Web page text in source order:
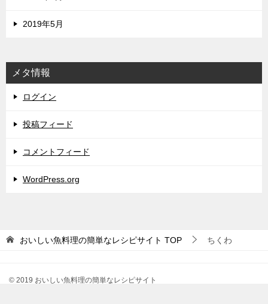
2019年5月
メタ情報
ログイン
投稿フィード
コメントフィード
WordPress.org
おいしい魚料理の簡単なレシピサイト TOP ちくわ
© 2019 おいしい魚料理の簡単なレシピサイト